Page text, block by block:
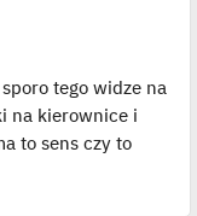
tego widze na
na kierownice i
to sens czy to